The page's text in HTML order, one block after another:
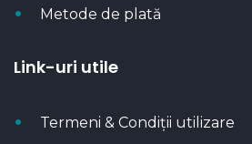
Metode de plată
Link-uri utile
Termeni & Condiții utilizare